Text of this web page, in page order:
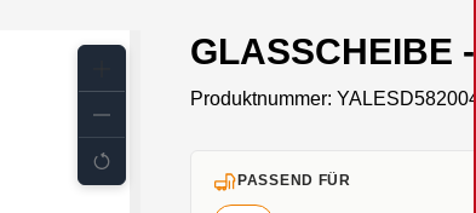
GLASSCHEIBE -
Produktnummer:
PASSEND FÜR